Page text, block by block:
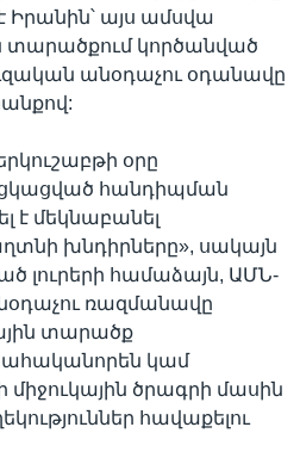
այս ամսվա
տարածքում կործանված
անօդաչու օդանավը
օրը
հանդիպման
է մեկնաբանել
խնդիրները», սակայն
լուրերի համաձայն, ԱՄՆ-
ռազմանավը
տարածք
կամ
միջուկային ծրագրի մասին
հավաքելու